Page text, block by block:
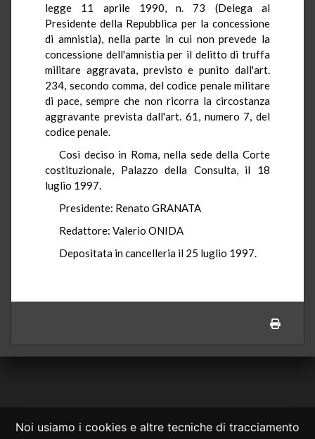
Noi usiamo i cookies e altre tecniche di tracciamento
legge 11 aprile 1990, n. 73 (Delega al
Presidente della Repubblica per la concessione
di amnistia), nella parte in cui non prevede la
concessione dell'amnistia per il delitto di truffa
militare aggravata, previsto e punito dall'art.
234, secondo comma, del codice penale militare
di pace, sempre che non ricorra la circostanza
aggravante prevista dall'art. 61, numero 7, del
codice penale.
Così deciso in Roma, nella sede della Corte
costituzionale, Palazzo della Consulta, il 18
luglio 1997.
Presidente: Renato GRANATA
Redattore: Valerio ONIDA
Depositata in cancelleria il 25 luglio 1997.